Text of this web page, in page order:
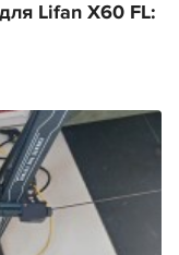
Lifan X60 FL: